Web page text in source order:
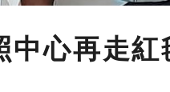
心再走